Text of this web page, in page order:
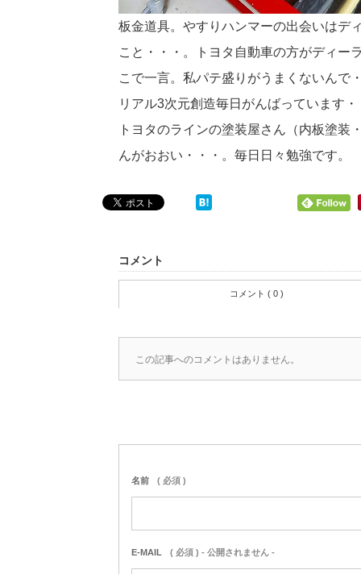
板金道具。やすりハンマーの出会いはデ
こと・・・。トヨタ自動車の方がディー
こで一言。私パテ盛りがうまくないんで
リアル3次元創造毎日がんばっています
トヨタのラインの塗装屋さん（内板塗装
んがおおい・・・。毎日日々勉強です。
コメント
コメント ( 0 )
この記事へのコメントはありません。
名前 ( 必須 )
E-MAIL ( 必須 ) - 公開されません -